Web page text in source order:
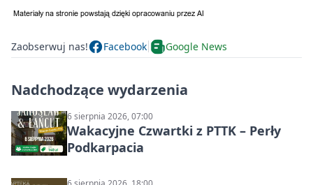
Zaobserwuj nas! Facebook Google News
Nadchodzące wydarzenia
6 sierpnia 2026, 07:00
Wakacyjne Czwartki z PTTK – Perły
Podkarpacia